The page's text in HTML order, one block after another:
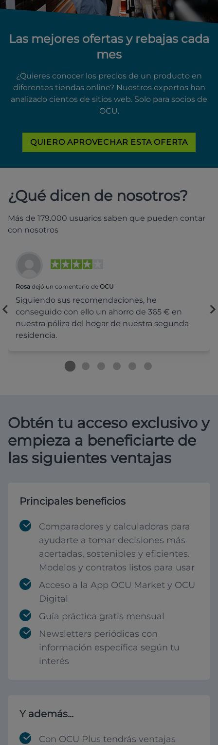
Las mejores ofertas y rebajas cada
mes
¿Quieres conocer los precios de un producto en
diferentes tiendas online? Nuestros expertos han
analizado cientos de sitios web. Solo para socios de
OCU.
QUIERO APROVECHAR ESTA OFERTA
¿Qué dicen de nosotros?
Más de 179.000 usuarios saben que pueden contar
con nosotros
Rosa dejó un comentario de OCU
Siguiendo sus recomendaciones, he
conseguido con ello un ahorro de 365 € en
nuestra póliza del hogar de nuestra segunda
residencia.
Obtén tu acceso exclusivo y
empieza a beneficiarte de
las siguientes ventajas
Principales beneficios
Comparadores y calculadoras para
ayudarte a tomar decisiones más
acertadas, sostenibles y eficientes.
Modelos y contratos listos para usar
Acceso a la App OCU Market y OCU
Digital
Guía práctica gratis mensual
Newsletters periódicas con
información específica según tu
interés
Y además...
Con OCU Plus tendrás ventajas